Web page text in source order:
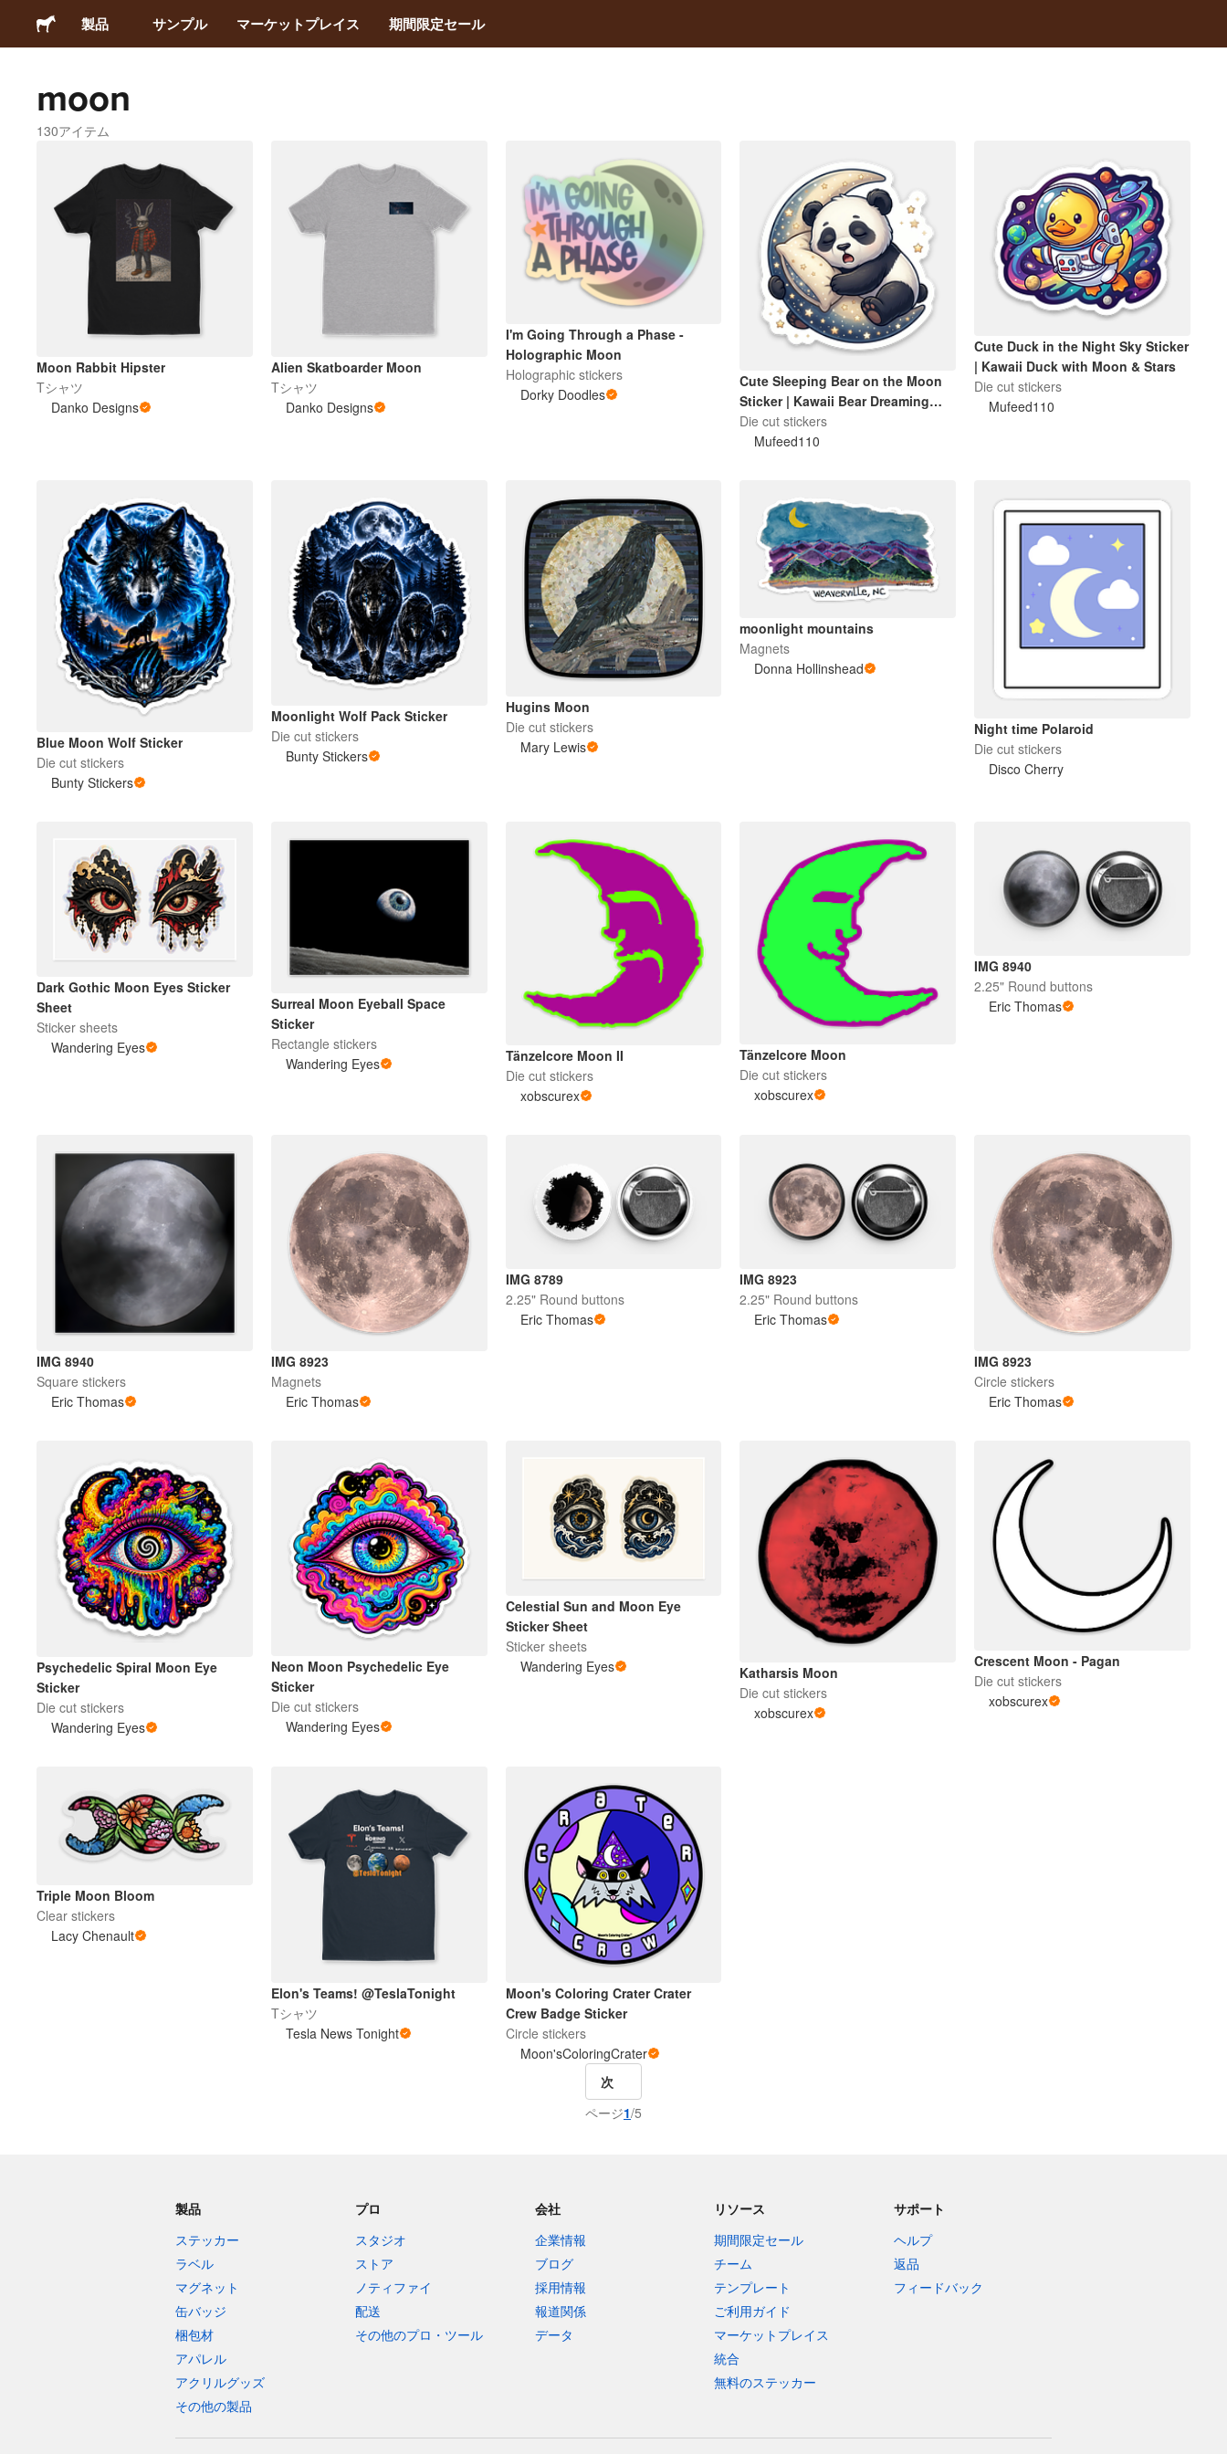
製品
ステッカー
マグネット
缶バッジ
アクリルグッズ
サンプル
サンプル マーケットプレイス 期間限定セール
moon
130アイテム
Moon Rabbit Hipster
Tシャツ
Danko Designs
Alien Skatboarder Moon
Tシャツ
Danko Designs
I'm Going Through a Phase -
Holographic Moon
Holographic stickers
Dorky Doodles
Cute Sleeping Bear on the Moon
Sticker | Kawaii Bear Dreaming
Die-Cut Sticker
Die cut stickers
Mufeed110
Cute Duck in the Night Sky Sticker
| Kawaii Duck with Moon & Stars
Die cut stickers
Mufeed110
Blue Moon Wolf Sticker
Die cut stickers
Bunty Stickers
Moonlight Wolf Pack Sticker
Die cut stickers
Bunty Stickers
Hugins Moon
Die cut stickers
Mary Lewis
moonlight mountains
Magnets
Donna Hollinshead
Night time Polaroid
Die cut stickers
Disco Cherry
Dark Gothic Moon Eyes Sticker
Sheet
Sticker sheets
Wandering Eyes
Surreal Moon Eyeball Space
Sticker
Rectangle stickers
Wandering Eyes
Tänzelcore Moon II
Die cut stickers
xobscurex
Tänzelcore Moon
Die cut stickers
xobscurex
IMG 8940
2.25" Round buttons
Eric Thomas
IMG 8940
Square stickers
Eric Thomas
IMG 8923
Magnets
Eric Thomas
IMG 8789
2.25" Round buttons
Eric Thomas
IMG 8923
2.25" Round buttons
Eric Thomas
IMG 8923
Circle stickers
Eric Thomas
Psychedelic Spiral Moon Eye
Sticker
Die cut stickers
Wandering Eyes
Neon Moon Psychedelic Eye
Sticker
Die cut stickers
Wandering Eyes
Celestial Sun and Moon Eye
Sticker Sheet
Sticker sheets
Wandering Eyes
Katharsis Moon
Die cut stickers
xobscurex
Crescent Moon - Pagan
Die cut stickers
xobscurex
Triple Moon Bloom
Clear stickers
Lacy Chenault
Elon's Teams! @TeslaTonight
Tシャツ
Tesla News Tonight
Moon's Coloring Crater Crater
Crew Badge Sticker
Circle stickers
Moon'sColoringCrater
次
ページ1/5
製品
ステッカー
ラベル
マグネット
缶バッジ
梱包材
アパレル
アクリルグッズ
その他の製品
プロ
スタジオ
ストア
ノティファイ
配送
その他のプロ・ツール
会社
企業情報
ブログ
採用情報
報道関係
データ
リソース
期間限定セール
チーム
テンプレート
ご利用ガイド
マーケットプレイス
統合
無料のステッカー
サポート
ヘルプ
返品
フィードバック